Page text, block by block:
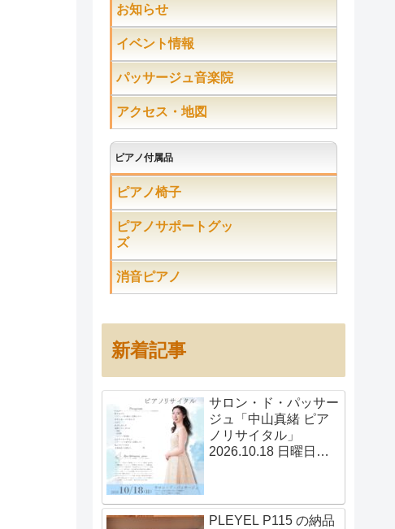
お知らせ
イベント情報
パッサージュ音楽院
アクセス・地図
ピアノ付属品
ピアノ椅子
ピアノサポートグッ
ズ
消音ピアノ
新着記事
サロン・ド・パッサー
ジュ「中山真緒 ピア
ノリサイタル」
2026.10.18 日曜日
PLEYEL P115 の納品